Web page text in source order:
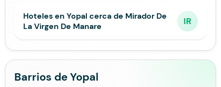
Hoteles en Yopal cerca de Mirador De
La Virgen De Manare
IR
Barrios de Yopal